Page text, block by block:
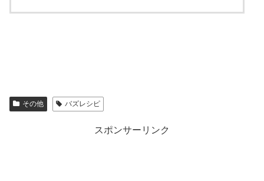
その他 バズレシピ
スポンサーリンク